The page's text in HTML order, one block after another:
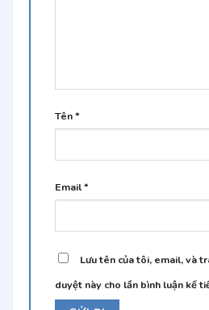
Tên*
Email*
Lưu tên của tôi, email, và
duyệt này cho lần bình luận kế